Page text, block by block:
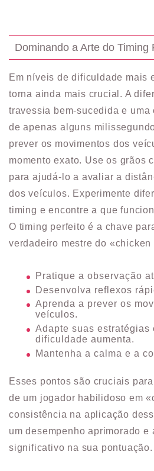
Dominando a Arte do Timing
Em níveis de dificuldade mais
torna ainda mais crucial. A
travessia bem-sucedida e
de apenas alguns
prever os movimentos dos
momento exato. Use os grãos
para ajudá-lo a avaliar a
dos veículos. Experimente
timing e encontre a que
O timing perfeito é a chave
verdadeiro mestre do «chicken
Pratique a observação
Desenvolva reflexos
Aprenda a prever os
veículos.
Adapte suas estratégias
dificuldade aumenta.
Mantenha a calma e a
Esses pontos são cruciais
de um jogador habilidoso em
consistência na aplicação
um desempenho aprimorado e
significativo na sua pontuação.